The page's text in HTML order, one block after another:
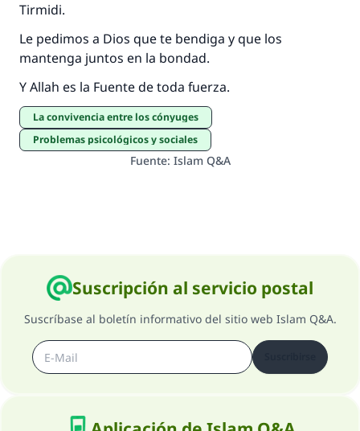
Tirmidi.
Le pedimos a Dios que te bendiga y que los
mantenga juntos en la bondad.
Y Allah es la Fuente de toda fuerza.
La convivencia entre los cónyuges
Problemas psicológicos y sociales
Fuente: Islam Q&A
Suscripción al servicio postal
Suscríbase al boletín informativo del sitio web Islam Q&A.